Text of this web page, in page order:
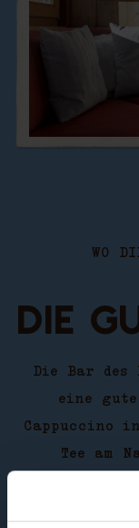
WO
DIE
Die Bar des
eine
Cappuccino
Tee am
gelaunten
sich auch